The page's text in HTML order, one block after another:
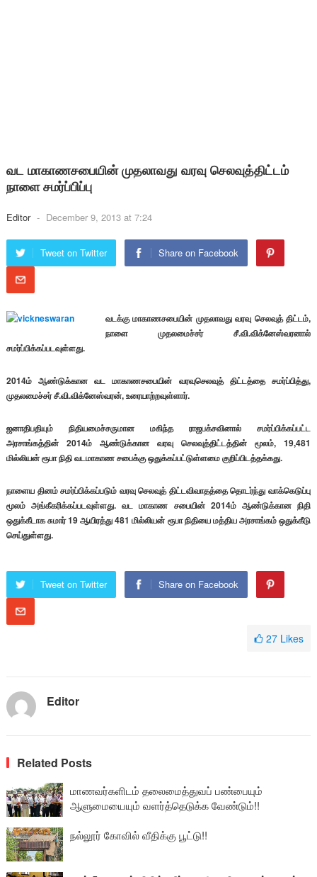
வட மாகாணசபையின் முதலாவது வரவு செலவுத்திட்டம்
நாளை சமர்ப்பிப்பு
Editor - December 9, 2013 at 7:24
Tweet on Twitter Share on Facebook
வடக்கு மாகாணசபையின் முதலாவது வரவு செலவுத் திட்டம்,
நாளை முதலமைச்சர் சீ.வி.விக்னேஸ்வரனால்
சமர்ப்பிக்கப்படவுள்ளது.
2014ம் ஆண்டுக்கான வட மாகாணசபையின் வரவுசெலவுத் திட்டத்தை சமர்ப்பித்து,
முதலமைச்சர் சீ.வி.விக்னேஸ்வரன், உரையாற்றவுள்ளார்.
ஜனாதிபதியும் நிதியமைச்சருமான மகிந்த ராஜபக்சவினால் சமர்ப்பிக்கப்பட்ட
அரசாங்கத்தின் 2014ம் ஆண்டுக்கான வரவு செலவுத்திட்டத்தின் மூலம், 19,481
மில்லியன் ரூபா நிதி வடமாகாண சபைக்கு ஒதுக்கப்பட்டுள்ளமை குறிப்பிடத்தக்கது.
நாளைய தினம் சமர்ப்பிக்கப்படும் வரவு செலவுத் திட்டவிவாதத்தை தொடர்ந்து வாக்கெடுப்பு
மூலம் அங்கீகரிக்கப்படவுள்ளது. வட மாகாண சபையின் 2014ம் ஆண்டுக்கான நிதி
ஒதுக்கீடாக சுமார் 19 ஆயிரத்து 481 மில்லியன் ரூபா நிதியை மத்திய அரசாங்கம் ஒதுக்கீடு
செய்துள்ளது.
Tweet on Twitter Share on Facebook
27 Likes
Editor
Related Posts
மாணவர்களிடம் தலைமைத்துவப் பண்பையும்
ஆளுமையையும் வளர்த்தெடுக்க வேண்டும்!!
நல்லூர் கோவில் வீதிக்கு பூட்டு!!